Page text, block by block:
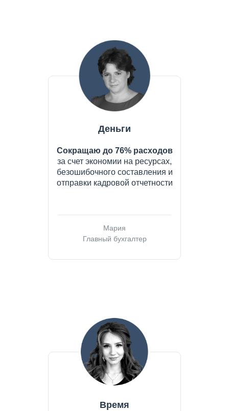
Сокращаю до 76% расходов
за счет экономии на ресурсах,
безошибочного составления и
отправки кадровой отчетности
Деньги
Мария
Главный бухгалтер
Время